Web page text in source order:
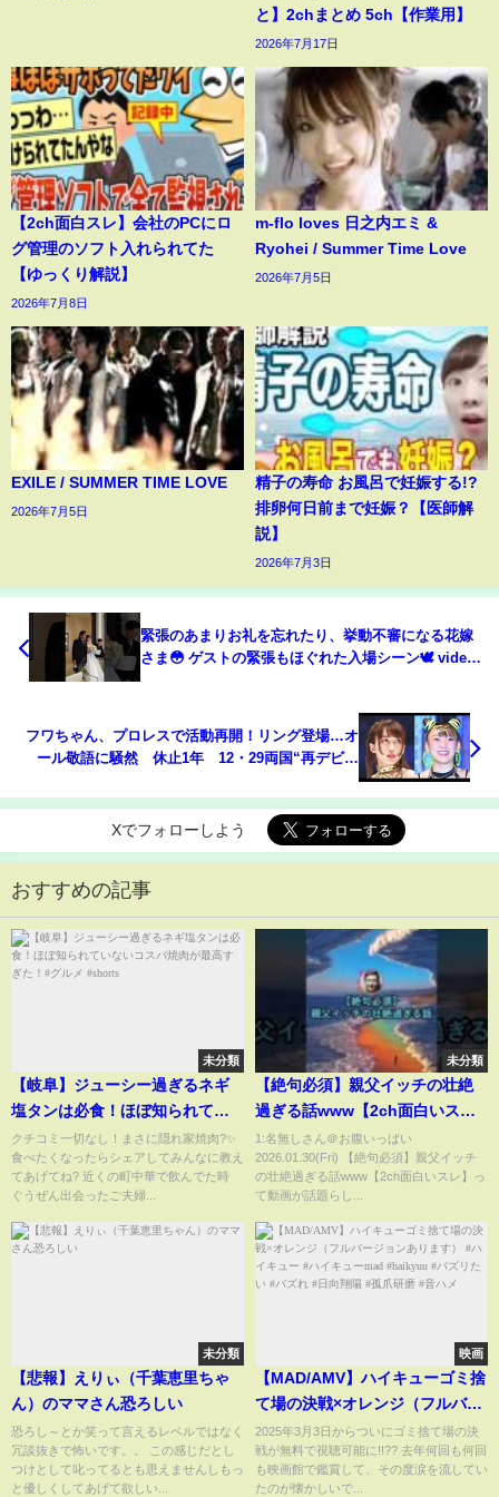
と】2chまとめ 5ch【作業用】
2026年7月17日
【2ch面白スレ】会社のPCにロ
グ管理のソフト入れられてた
【ゆっくり解説】
2026年7月8日
m-flo loves 日之内エミ &
Ryohei / Summer Time Love
2026年7月5日
EXILE / SUMMER TIME LOVE
2026年7月5日
精子の寿命 お風呂で妊娠する!?
排卵何日前まで妊娠？【医師解
説】
2026年7月3日
緊張のあまりお礼を忘れたり、挙動不審になる花嫁
さま😳 ゲストの緊張もほぐれた入場シーン🕊️ video
フワちゃん、プロレスで活動再開！リング登場…オ
ール敬語に騒然 休止1年 12・29両国“再デビュ
Xでフォローしよう
おすすめの記事
未分類
【岐阜】ジューシー過ぎるネギ
塩タンは必食！ほぼ知られてい
ないコスパ焼肉が最高すぎた！#
グルメ #shorts
クチコミ一切なし！まさに隠れ家焼肉?✨
食べたくなったらシェアしてみんなに教え
てあげてね? 近くの町中華で飲んでた時
ぐうぜん出会ったご夫婦...
未分類
【絶句必須】親父イッチの壮絶
過ぎる話www【2ch面白いス
レ】
1:名無しさん＠お腹いっぱい
2026.01.30(Fri) 【絶句必須】親父イッチ
の壮絶過ぎる話www【2ch面白いスレ】っ
て動画が話題らし...
未分類
【悲報】えりぃ（千葉恵里ちゃ
ん）のママさん恐ろしい
恐ろし～とか笑って言えるレベルではなく
冗談抜きで怖いです。。 この感じだとし
つけとして叱ってるとも思えませんしもっ
と優しくしてあげて欲しい...
映画
【MAD/AMV】ハイキューゴミ捨
て場の決戦×オレンジ（フルバー
ジョンあります） #ハイキュー #
ハイキューmad #haikyuu #バズ
リたい #バズれ #日向翔陽 #孤爪
2025年3月3日からついにゴミ捨て場の決
戦が無料で視聴可能に!!?? 去年何回も何回
も映画館で鑑賞して、その度涙を流してい
たのが懐かしいで...